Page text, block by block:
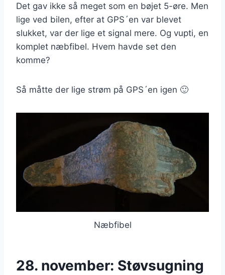
Det gav ikke så meget som en bøjet 5-øre. Men
lige ved bilen, efter at GPS´en var blevet
slukket, var der lige et signal mere. Og vupti, en
komplet næbfibel. Hvem havde set den
komme?
Så måtte der lige strøm på GPS´en igen 🙂
Næbfibel
28. november: Støvsugning